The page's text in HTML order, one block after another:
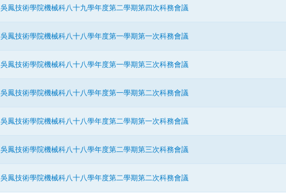
吳鳳技術學院機械科八十九學年度第二學期第四次科務會議
吳鳳技術學院機械科八十八學年度第一學期第一次科務會議
吳鳳技術學院機械科八十八學年度第一學期第三次科務會議
吳鳳技術學院機械科八十八學年度第一學期第二次科務會議
吳鳳技術學院機械科八十八學年度第二學期第一次科務會議
吳鳳技術學院機械科八十八學年度第二學期第三次科務會議
吳鳳技術學院機械科八十八學年度第二學期第二次科務會議